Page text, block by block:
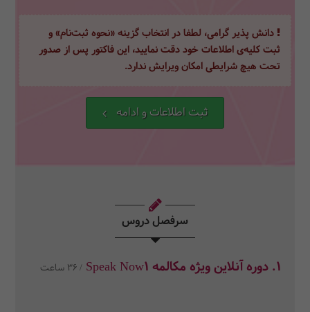
دانش پذیر گرامی، لطفا در انتخاب گزینه «نحوه ثبت‌نام» و
ثبت کلیه‌ی اطلاعات خود دقت نمایید، این فاکتور پس از صدور
تحت هیچ شرایطی امکان ویرایش ندارد.
ثبت اطلاعات و ادامه
سرفصل دروس
1. دوره آنلاین ویژه مکالمه Speak Now1 / 36 ساعت